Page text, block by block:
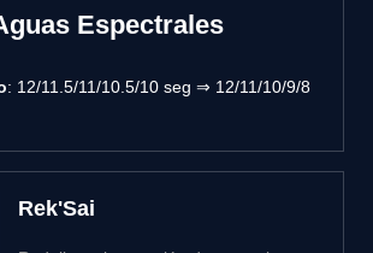
Espectrales
: 12/11.5/11/10.5/10 seg ⇒ 12/11/10/9/8
Rek'Sai